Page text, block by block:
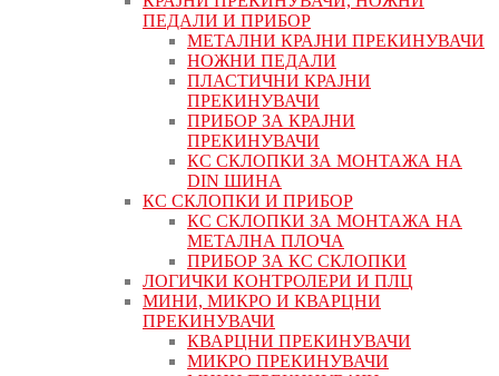
ПЕДАЛИ И ПРИБОР
МЕТАЛНИ КРАЈНИ ПРЕКИНУВАЧИ
НОЖНИ ПЕДАЛИ
ПЛАСТИЧНИ КРАЈНИ
ПРЕКИНУВАЧИ
ПРИБОР ЗА КРАЈНИ
ПРЕКИНУВАЧИ
КС СКЛОПКИ ЗА МОНТАЖА НА
DIN ШИНА
КС СКЛОПКИ И ПРИБОР
КС СКЛОПКИ ЗА МОНТАЖА НА
МЕТАЛНА ПЛОЧА
ПРИБОР ЗА КС СКЛОПКИ
ЛОГИЧКИ КОНТРОЛЕРИ И ПЛЦ
МИНИ, МИКРО И КВАРЦНИ
ПРЕКИНУВАЧИ
КВАРЦНИ ПРЕКИНУВАЧИ
МИКРО ПРЕКИНУВАЧИ